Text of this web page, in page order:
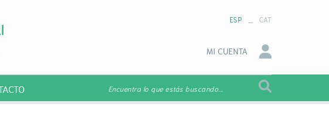
ESP _ CAT
MI CUENTA
Encuentra lo que estás buscando...